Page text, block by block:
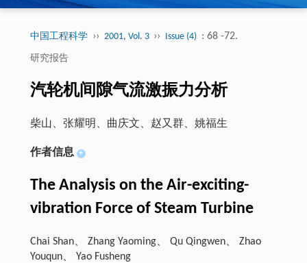
中国工程科学 ›› 2001, Vol. 3 ›› Issue (4) : 68 -72.
研究报告
汽轮机间隙气流激振力分析
柴山、张耀明、曲庆文、赵又群、姚福生
作者信息 +
The Analysis on the Air-exciting-
vibration Force of Steam Turbine
Chai Shan、 Zhang Yaoming、 Qu Qingwen、 Zhao
Youqun、 Yao Fusheng